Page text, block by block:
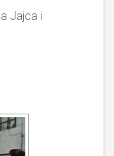
Jajca i